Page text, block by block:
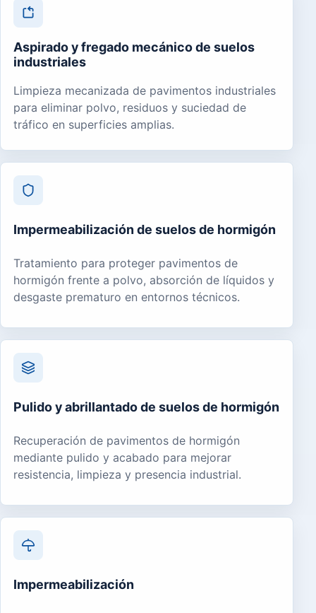
Aspirado y fregado mecánico de suelos
industriales
Limpieza mecanizada de pavimentos industriales
para eliminar polvo, residuos y suciedad de
tráfico en superficies amplias.
Impermeabilización de suelos de hormigón
Tratamiento para proteger pavimentos de
hormigón frente a polvo, absorción de líquidos y
desgaste prematuro en entornos técnicos.
Pulido y abrillantado de suelos de hormigón
Recuperación de pavimentos de hormigón
mediante pulido y acabado para mejorar
resistencia, limpieza y presencia industrial.
Impermeabilización